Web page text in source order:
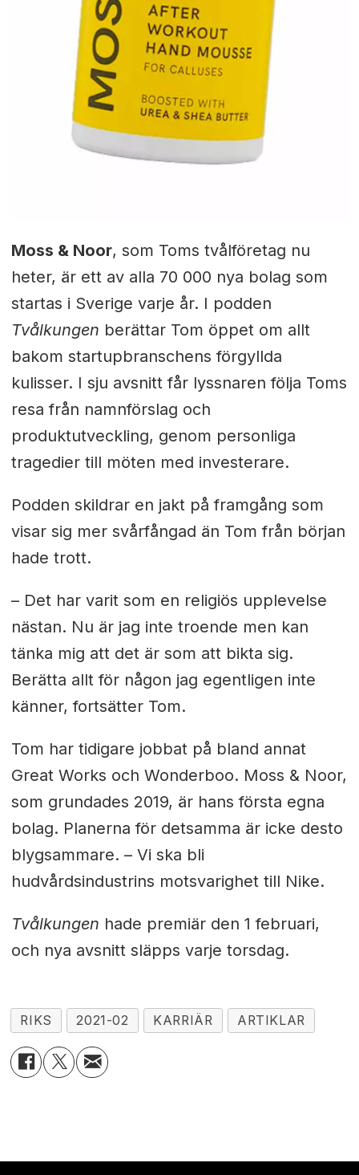
Moss & Noor, som Toms tvålföretag nu
heter, är ett av alla 70 000 nya bolag som
startas i Sverige varje år. I podden
Tvålkungen berättar Tom öppet om allt
bakom startupbranschens förgyllda
kulisser. I sju avsnitt får lyssnaren följa Toms
resa från namnförslag och
produktutveckling, genom personliga
tragedier till möten med investerare.
Podden skildrar en jakt på framgång som
visar sig mer svårfångad än Tom från början
hade trott.
– Det har varit som en religiös upplevelse
nästan. Nu är jag inte troende men kan
tänka mig att det är som att bikta sig.
Berätta allt för någon jag egentligen inte
känner, fortsätter Tom.
Tom har tidigare jobbat på bland annat
Great Works och Wonderboo. Moss & Noor,
som grundades 2019, är hans första egna
bolag. Planerna för detsamma är icke desto
blygsammare. – Vi ska bli
hudvårdsindustrins motsvarighet till Nike.
Tvålkungen hade premiär den 1 februari,
och nya avsnitt släpps varje torsdag.
RIKS 2021-02 KARRIÄR ARTIKLAR